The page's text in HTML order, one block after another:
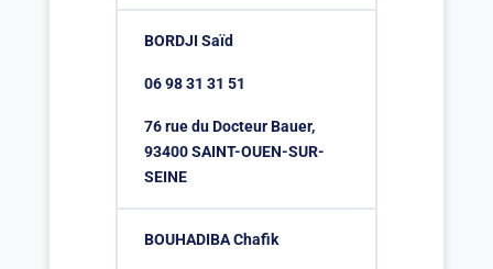
BORDJI Saïd
06 98 31 31 51
76 rue du Docteur Bauer,
93400 SAINT-OUEN-SUR-
SEINE
BOUHADIBA Chafik